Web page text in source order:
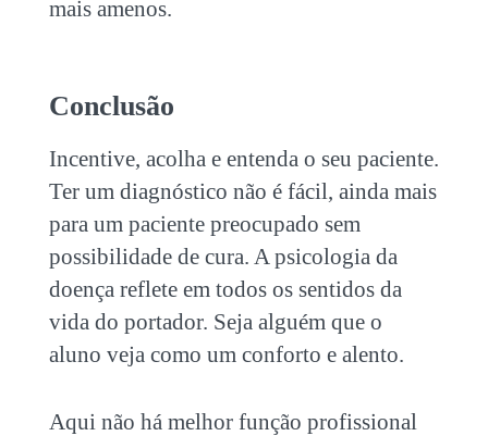
mais amenos.
Conclusão
Incentive, acolha e entenda o seu paciente.
Ter um diagnóstico não é fácil, ainda mais
para um paciente preocupado sem
possibilidade de cura. A psicologia da
doença reflete em todos os sentidos da
vida do portador. Seja alguém que o
aluno veja como um conforto e alento.
Aqui não há melhor função profissional